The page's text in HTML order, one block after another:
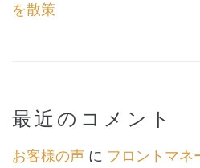
を散策
最近のコメント
お客様の声 に フロントマ